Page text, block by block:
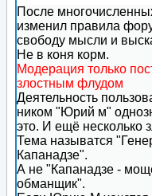
После
изменил правила
свободу мысли и
Не в коня корм.
Модерация только
злостным флудом
Деятельность
ником "Юрий м"
это. И ещё несколько
Тема называтся
Капанадзе".
А не "Капанадзе -
обманщик".